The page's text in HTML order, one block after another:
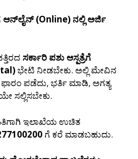
ಆನ್‌ಲೈನ್ (Online) ನಲ್ಲಿ ಅರ್ಜಿ
ಸರ್ಕಾರಿ ಪಶು ಆಸ್ಪತ್ರೆಗೆ
ಭೇಟಿ ನೀಡಬೇಕು. ಅಲ್ಲಿ ಮೇವಿನ
ಪಡೆದು, ಭರ್ತಿ ಮಾಡಿ, ಅಗತ್ಯ
ಸಲ್ಲಿಸಬೇಕು.
ಇಲಾಖೆಯ ಉಚಿತ
ಗೆ ಕರೆ ಮಾಡಬಹುದು.